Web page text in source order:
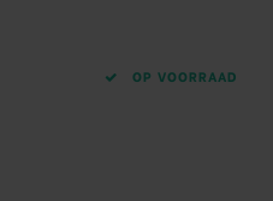
OP VOORRAAD